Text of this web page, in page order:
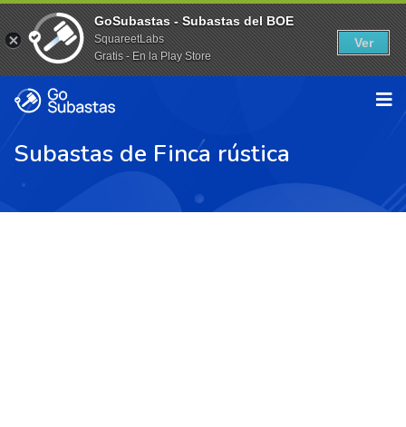
Subastas de Finca rústica
GoSubastas - Subastas del BOE
SquareetLabs
Gratis - En la Play Store
Ver